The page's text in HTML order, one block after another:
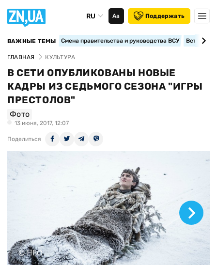
RU Аа Поддержать
ВАЖНЫЕ ТЕМЫ Смена правительства и руководства ВСУ
ГЛАВНАЯ КУЛЬТУРА
В СЕТИ ОПУБЛИКОВАНЫ НОВЫЕ
КАДРЫ ИЗ СЕДЬМОГО СЕЗОНА "ИГРЫ
ПРЕСТОЛОВ"
Фото
13 июня, 2017, 12:07
Поделиться
© HBO